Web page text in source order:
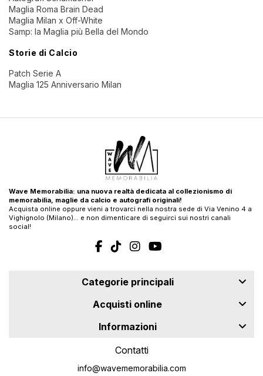
Maglia Roma Brain Dead
Maglia Milan x Off-White
Samp: la Maglia più Bella del Mondo
Storie di Calcio
Patch Serie A
Maglia 125 Anniversario Milan
Wave Memorabilia: una nuova realtà dedicata al collezionismo di
memorabilia, maglie da calcio e autografi originali!
Acquista online oppure vieni a trovarci nella nostra sede di Via Venino 4 a
Vighignolo (Milano)… e non dimenticare di seguirci sui nostri canali
social!
Categorie principali
Acquisti online
Informazioni
Contatti
info@wavememorabilia.com